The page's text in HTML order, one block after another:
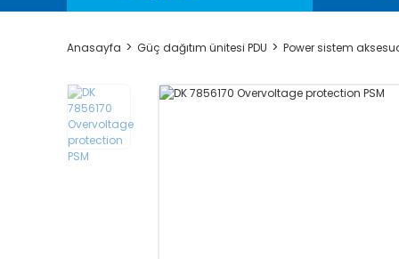
Anasayfa Güç dağıtım ünitesi PDU Power sistem